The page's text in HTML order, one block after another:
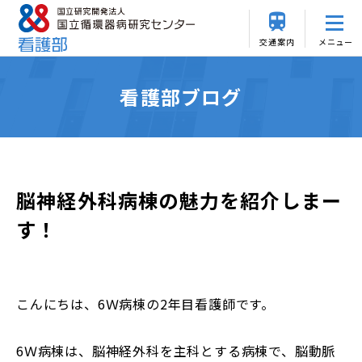
交通案内 メニュー
看護部ブログ
脳神経外科病棟の魅力を紹介しまー
す！
こんにちは、6Ｗ病棟の2年目看護師です。
6Ｗ病棟は、脳神経外科を主科とする病棟で、脳動脈